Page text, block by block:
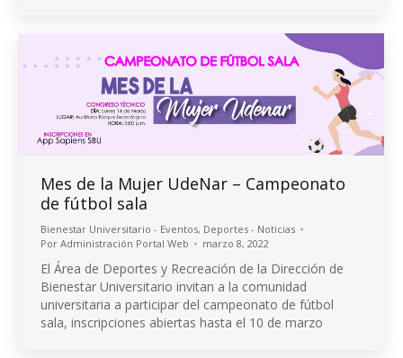
Mes de la Mujer UdeNar – Campeonato
de fútbol sala
Bienestar Universitario - Eventos, Deportes - Noticias
Por Administración Portal Web marzo 8, 2022
El Área de Deportes y Recreación de la Dirección de
Bienestar Universitario invitan a la comunidad
universitaria a participar del campeonato de fútbol
sala, inscripciones abiertas hasta el 10 de marzo